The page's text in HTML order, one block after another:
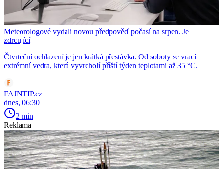
Meteorologové vydali novou předpověď počasí na srpen. Je
zdrcující
Čtvrteční ochlazení je jen krátká přestávka. Od soboty se vrací
extrémní vedra, která vyvrcholí příští týden teplotami až 35 °C.
FAJNTIP.cz
dnes, 06:30
2 min
Reklama